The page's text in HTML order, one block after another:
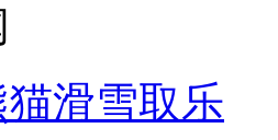
滑雪取乐